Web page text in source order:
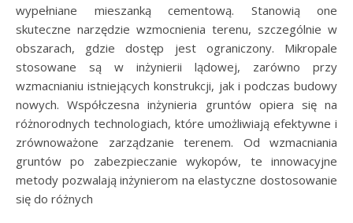
wypełniane mieszanką cementową. Stanowią one
skuteczne narzędzie wzmocnienia terenu, szczególnie w
obszarach, gdzie dostęp jest ograniczony. Mikropale
stosowane są w inżynierii lądowej, zarówno przy
wzmacnianiu istniejących konstrukcji, jak i podczas budowy
nowych. Współczesna inżynieria gruntów opiera się na
różnorodnych technologiach, które umożliwiają efektywne i
zrównoważone zarządzanie terenem. Od wzmacniania
gruntów po zabezpieczanie wykopów, te innowacyjne
metody pozwalają inżynierom na elastyczne dostosowanie
się do różnych